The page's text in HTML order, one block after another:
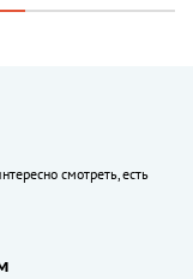
смотреть, есть